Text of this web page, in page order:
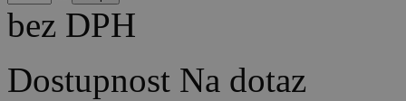
bez DPH
Dostupnost Na dotaz